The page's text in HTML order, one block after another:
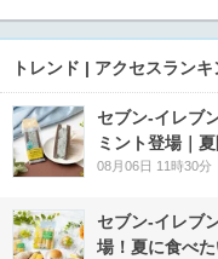
トレンド | アクセスランキ
セブン‐イレブ
ミント登場｜
08月06日 11時30分
セブン‐イレブ
場！夏に食べ